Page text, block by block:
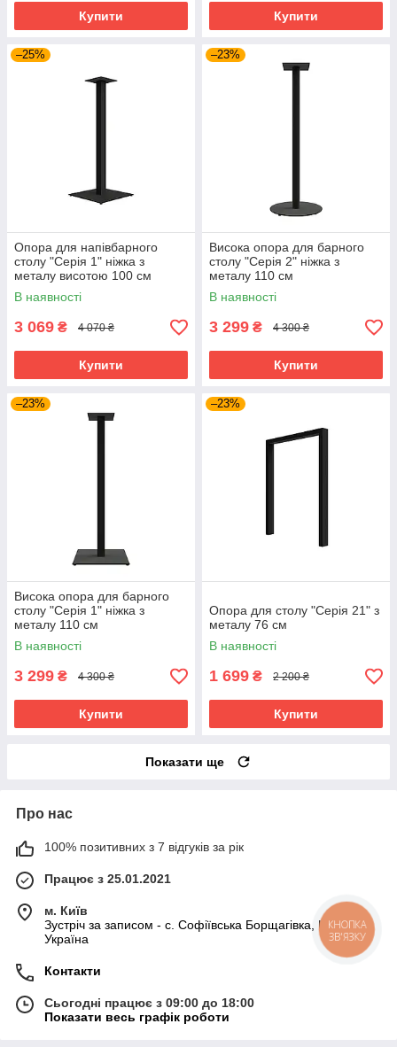
Купити Купити
–25%
Опора для напівбарного
столу "Серія 1" ніжка з
металу висотою 100 см
В наявності
3 069 ₴ 4 070 ₴
Купити
–23%
Висока опора для барного
столу "Серія 2" ніжка з
металу 110 см
В наявності
3 299 ₴ 4 300 ₴
Купити
–23%
Висока опора для барного
столу "Серія 1" ніжка з
металу 110 см
В наявності
3 299 ₴ 4 300 ₴
Купити
–23%
Опора для столу "Серія 21" з
металу 76 см
В наявності
1 699 ₴ 2 200 ₴
Купити
Показати ще
Про нас
100% позитивних з 7 відгуків за рік
Працює з 25.01.2021
м. Київ
Зустріч за записом - с. Софіївська Борщагівка, Київ,
Україна
Контакти
Сьогодні працює з 09:00 до 18:00
Показати весь графік роботи
КНОПКА
ЗВ'ЯЗКУ